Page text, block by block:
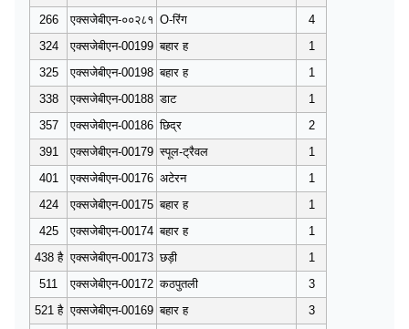
266
एक्सजेबीएन-००२८१ O-रिंग
4
324
एक्सजेबीएन-00199 बहार ह
1
325
एक्सजेबीएन-00198 बहार ह
1
338
एक्सजेबीएन-00188 डाट
1
357
एक्सजेबीएन-00186 छिद्र
2
391
एक्सजेबीएन-00179 स्पूल-ट्रैवल
1
401
एक्सजेबीएन-00176 अटेरन
1
424
एक्सजेबीएन-00175 बहार ह
1
425
एक्सजेबीएन-00174 बहार ह
1
438 है एक्सजेबीएन-00173 छड़ी
1
511
एक्सजेबीएन-00172 कठपुतली
3
521 है एक्सजेबीएन-00169 बहार ह
3